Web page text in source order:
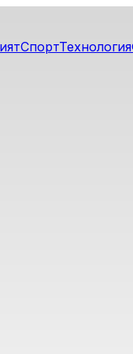
СпортТехнология